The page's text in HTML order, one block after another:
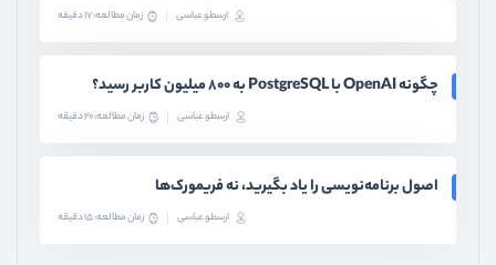
ارسطو عباسی زمان مطالعه: 17 دقیقه
چگونه OpenAI با PostgreSQL به ۸۰۰ میلیون کاربر رسید؟
ارسطو عباسی زمان مطالعه: 20 دقیقه
اصول برنامه‌نویسی را یاد بگیرید، نه فریمورک‌ها
ارسطو عباسی زمان مطالعه: 15 دقیقه